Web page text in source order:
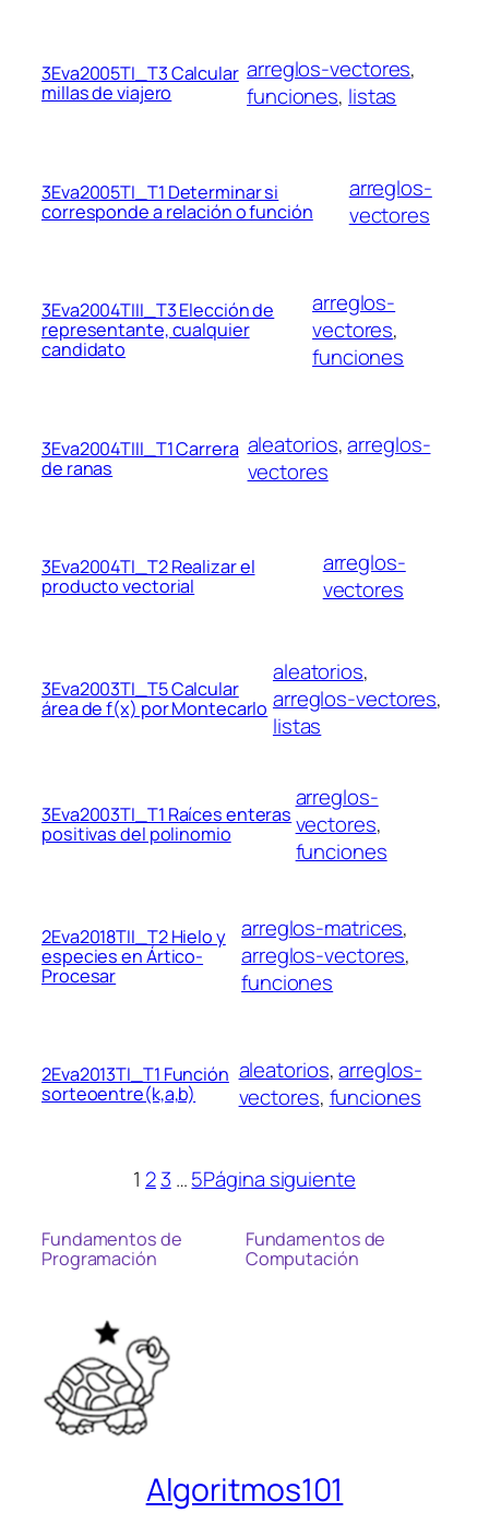
3Eva2005TI_T3 Calcular
millas de viajero
arreglos-vectores
funciones, listas
3Eva2005TI_T1 Determinar si
corresponde a relación o función
arreglos-
vectores
3Eva2004TIII_T3 Elección de
representante, cualquier
candidato
arreglos-
vectores
funciones
3Eva2004TIII_T1 Carrera
de ranas
aleatorios, arreglos-
vectores
3Eva2004TI_T2 Realizar el
producto vectorial
arreglos-
vectores
3Eva2003TI_T5 Calcular
área de f(x) por Montecarlo
aleatorios
arreglos-vectores
listas
3Eva2003TI_T1 Raíces enteras
positivas del polinomio
arreglos-
vectores
funciones
2Eva2018TII_T2 Hielo y
especies en Ártico-
Procesar
arreglos-matrices
arreglos-vectores
funciones
2Eva2013TI_T1 Función
sorteoentre(k,a,b)
aleatorios, arreglos-
vectores, funciones
1 23 …5Página siguiente
Fundamentos de
Programación
Fundamentos de
Computación
Algoritmos101